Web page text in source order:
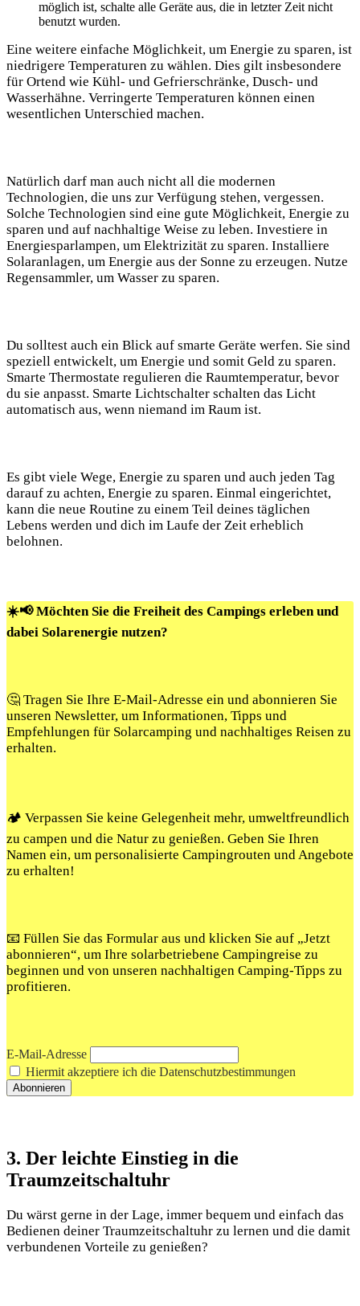
möglich ist, schalte alle Geräte aus, die in letzter Zeit nicht
benutzt wurden.
Eine weitere einfache Möglichkeit, um Energie zu sparen, ist
niedrigere Temperaturen zu wählen. Dies gilt insbesondere
für Ortend wie Kühl- und Gefrierschränke, Dusch- und
Wasserhähne. Verringerte Temperaturen können einen
wesentlichen Unterschied machen.
Natürlich darf man auch nicht all die modernen
Technologien, die uns zur Verfügung stehen, vergessen.
Solche Technologien sind eine gute Möglichkeit, Energie zu
sparen und auf nachhaltige Weise zu leben. Investiere in
Energiesparlampen, um Elektrizität zu sparen. Installiere
Solaranlagen, um Energie aus der Sonne zu erzeugen. Nutze
Regensammler, um Wasser zu sparen.
Du solltest auch ein Blick auf smarte Geräte werfen. Sie sind
speziell entwickelt, um Energie und somit Geld zu sparen.
Smarte Thermostate regulieren die Raumtemperatur, bevor
du sie anpasst. Smarte Lichtschalter schalten das Licht
automatisch aus, wenn niemand im Raum ist.
Es gibt viele Wege, Energie zu sparen und auch jeden Tag
darauf zu achten, Energie zu sparen. Einmal eingerichtet,
kann die neue Routine zu einem Teil deines täglichen
Lebens werden und dich im Laufe der Zeit erheblich
belohnen.
☀️📢 Möchten Sie die Freiheit des Campings erleben und
dabei Solarenergie nutzen?
🤔 Tragen Sie Ihre E-Mail-Adresse ein und abonnieren Sie
unseren Newsletter, um Informationen, Tipps und
Empfehlungen für Solarcamping und nachhaltiges Reisen zu
erhalten.
🏕️ Verpassen Sie keine Gelegenheit mehr, umweltfreundlich
zu campen und die Natur zu genießen. Geben Sie Ihren
Namen ein, um personalisierte Campingrouten und Angebote
zu erhalten!
📧 Füllen Sie das Formular aus und klicken Sie auf „Jetzt
abonnieren“, um Ihre solarbetriebene Campingreise zu
beginnen und von unseren nachhaltigen Camping-Tipps zu
profitieren.
E-Mail-Adresse
Hiermit akzeptiere ich die Datenschutzbestimmungen
3. Der leichte Einstieg in die
Traumzeitschaltuhr
Du wärst gerne in der Lage, immer bequem und einfach das
Bedienen deiner Traumzeitschaltuhr zu lernen und die damit
verbundenen Vorteile zu genießen?